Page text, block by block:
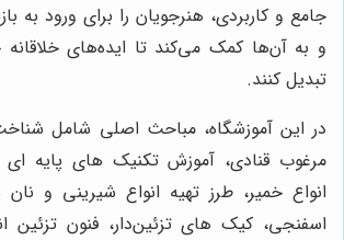
جامع و کاربردی، هنرجویان را برای ورود به
و به آن‌ها کمک می‌کند تا ایده‌های خلاقانه
تبدیل کنند.
در این آموزشگاه، مباحث اصلی شامل شناخت
مرغوب قنادی، آموزش تکنیک های پایه
انواع خمیر، طرز تهیه انواع شیرینی و
اسفنجی، کیک های تزئین‌دار، فنون تزئین